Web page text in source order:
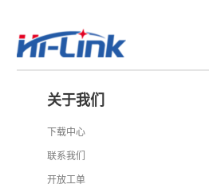
关于我们
下载中心
联系我们
开放工单